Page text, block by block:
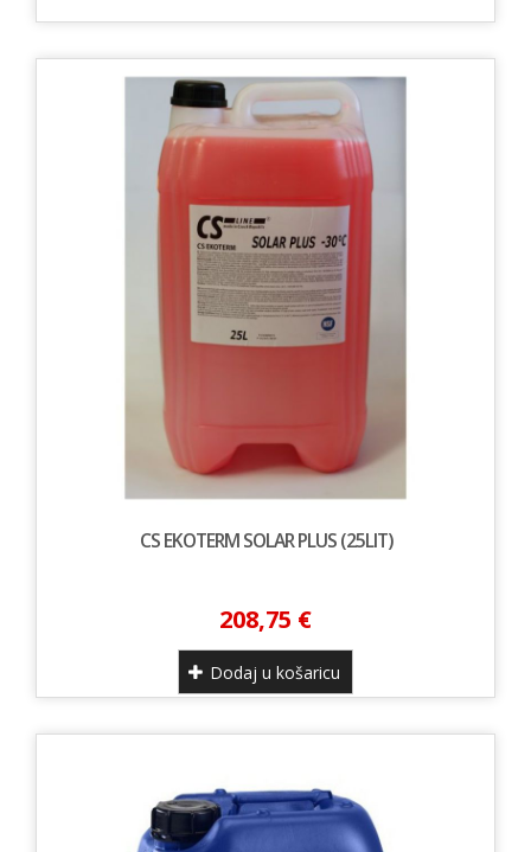
CS EKOTERM SOLAR PLUS (25LIT)
208,75 €
Dodaj u košaricu